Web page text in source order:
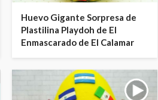
Huevo Gigante Sorpresa de
Plastilina Playdoh de El
Enmascarado de El Calamar